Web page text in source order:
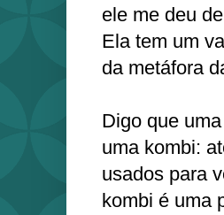
ele me deu
Ela tem um
da metáfora
Digo que
uma kombi:
usados para
kombi é uma